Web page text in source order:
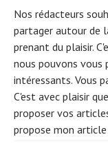
Nos rédacteurs
partager autour de
prenant du plaisir.
nous pouvons vous
intéressants. Vous
C'est avec plaisir
proposer vos
propose mon article
S
e
a
r
c
h
f
o